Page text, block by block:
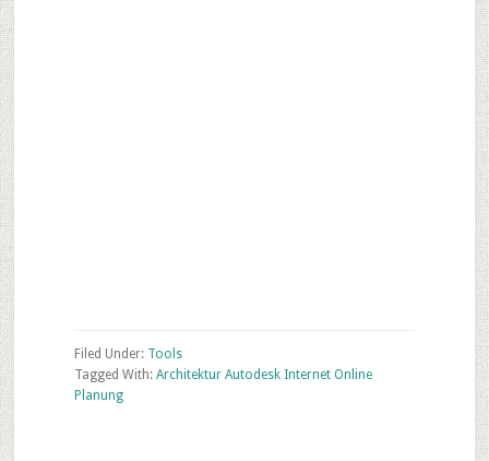
Filed Under: Tools
Tagged With: Architektur Autodesk Internet Online
Planung